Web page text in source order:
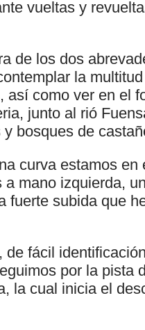
vueltas y
de los dos
la
así como ver en el
junto al rió
bosques de
curva estamos en
mano izquierda,
fuerte subida que
fácil
por la pista
la cual inicia el